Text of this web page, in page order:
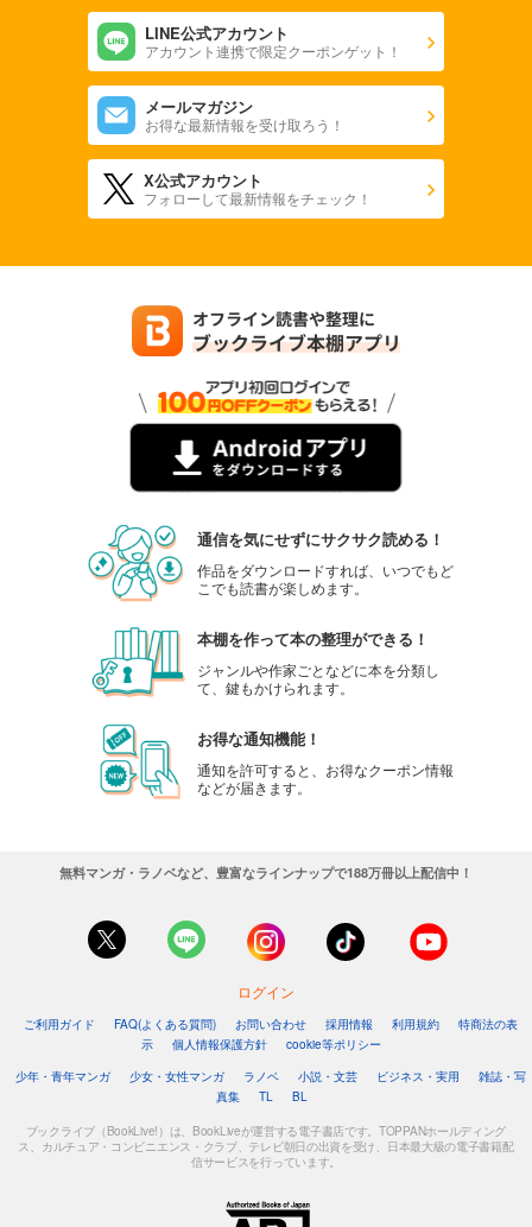
880円 (税込)
あらすじを表示する
週刊東洋経済 2025年10/11・10/18合併号
880円 (税込)
週刊東洋経済 2025年9/27・10/4合併号
880円 (税込)
あらすじを表示する
週刊東洋経済 2025年9/13・20合併号
880
円 (税込)
週刊東洋経済 2025/9/6号
880円 (税込)
試し読み
あらすじを表示する
880 円 (税込)
カート
試し読み
あらすじを表示する
週刊東洋経済 2025/8/23号
880 円 (税込)
あらすじを表示する
週刊東洋経済 2025/8/9-16合併号
LINE公式アカウント
アカウント連携で限定クーポンゲット！
メールマガジン
お得な最新情報を受け取ろう！
X公式アカウント
フォローして最新情報をチェック！
通信を気にせずにサクサク読める！
作品をダウンロードすれば、いつでもど
こでも読書が楽しめます。
本棚を作って本の整理ができる！
ジャンルや作家ごとなどに本を分類し
て、鍵もかけられます。
お得な通知機能！
通知を許可すると、お得なクーポン情報
などが届きます。
無料マンガ・ラノベなど、豊富なラインナップで188万冊以上配信中！
ログイン
ご利用ガイド FAQ(よくある質問) お問い合わせ 採用情報 利用規約
特商法の表
示
個人情報保護方針
cookie等ポリシー
少年・青年マンガ
少女・女性マンガ ラノベ 小説・文芸 ビジネス・実用
雑誌・写
真集
TL BL
ブックライブ（BookLive!）は、BookLiveが運営する電子書店です。TOPPANホールディング
ス、カルチュア・コンビニエンス・クラブ、テレビ朝日の出資を受け、日本最大級の電子書籍配
信サービスを行っています。